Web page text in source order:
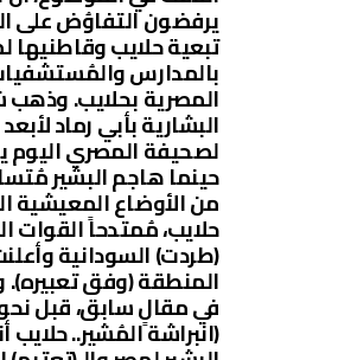
يرفضون التفاوُض على
تبعية حلايب
بالمدارس
المصرية بحلايب.
البشارية بأبي رماد
حينما هاجم البشير
من الأوضاع المعيشية
حلايب، مُمتدحاً القوات
(طردت) السودانية
المنطقة (وفق تعبيره).
في مقالٍ سابق، قبل
(انبراشة المُشير.. حلايب